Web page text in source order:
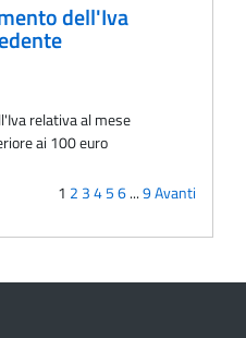
dell'Iva
relativa al mese
ai 100 euro
1 2 3456...9Avanti